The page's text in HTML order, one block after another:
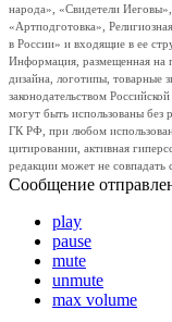
народа», «Свидетели
«Артподготовка»,
в России» и входящие в ее
Информация, размещенная на
дизайна, логотипы, товарные
законодательством
могут быть использованы без
ГК РФ, при любом
цитировании, активная
редакции может не совпадать
Сообщение
play
pause
mute
unmute
max volume